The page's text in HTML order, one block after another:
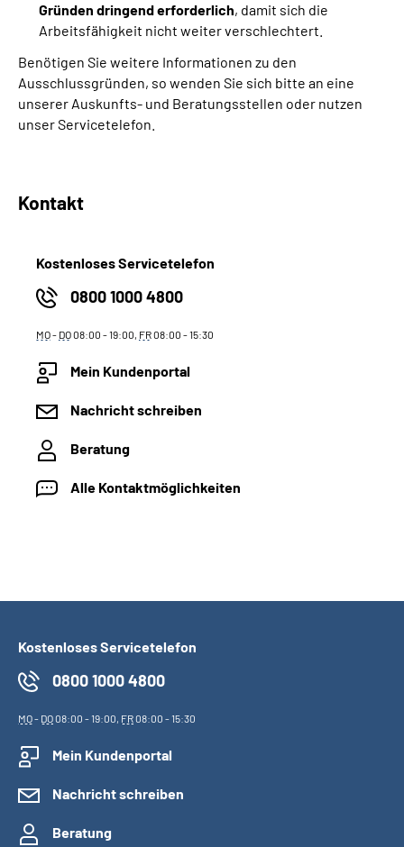
Gründen dringend erforderlich, damit sich die
Arbeitsfähigkeit nicht weiter verschlechtert.
Benötigen Sie weitere Informationen zu den
Ausschlussgründen, so wenden Sie sich bitte an eine
unserer Auskunfts- und Beratungsstellen oder nutzen
unser Servicetelefon.
Kontakt
Kostenloses Servicetelefon
0800 1000 4800
MO- DO08:00 - 19:00, FR08:00 - 15:30
Mein Kundenportal
Nachricht schreiben
Beratung
Alle Kontaktmöglichkeiten
Kostenloses Servicetelefon
0800 1000 4800
MO- DO08:00 - 19:00, FR08:00 - 15:30
Mein Kundenportal
Nachricht schreiben
Beratung